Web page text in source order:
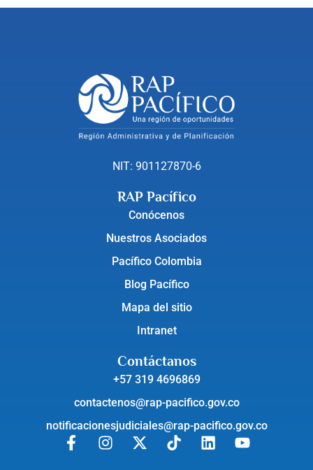
NIT: 901127870-6
RAP Pacífico
Conócenos
Nuestros Asociados
Pacífico Colombia
Blog Pacífico
Mapa del sitio
Intranet
Contáctanos
+57 319 4696869
contactenos@rap-pacifico.gov.co
notificacionesjudiciales@rap-pacifico.gov.co